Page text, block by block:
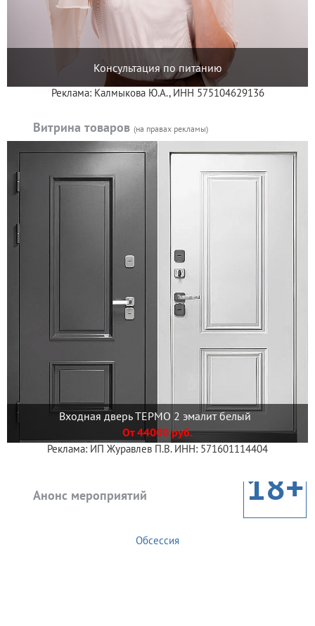
Консультация по питанию
Реклама: Калмыкова Ю.А., ИНН 575104629136
Витрина товаров (на правах рекламы)
Входная дверь ТЕРМО 2 эмалит белый
От 44000 руб.
Реклама: ИП Журавлев П.В. ИНН: 571601114404
Анонс мероприятий 18+
Обсессия